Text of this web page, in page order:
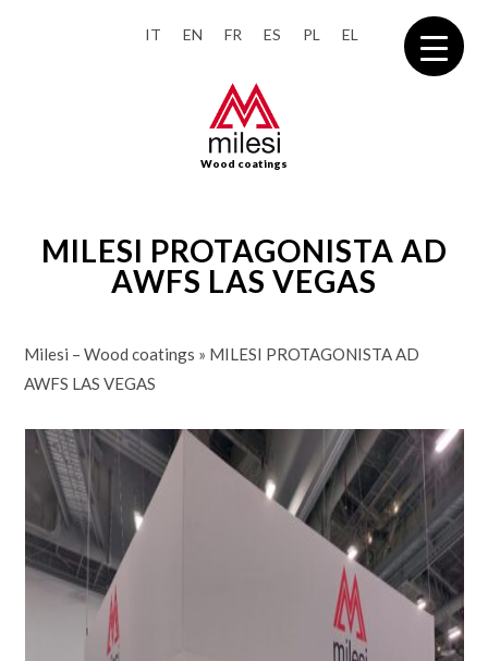
IT EN FR ES PL EL
Wood coatings
MILESI PROTAGONISTA AD
AWFS LAS VEGAS
Milesi – Wood coatings » MILESI PROTAGONISTA AD
AWFS LAS VEGAS